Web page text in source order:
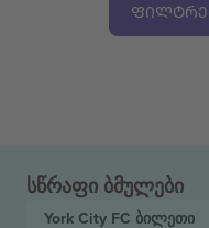
სწრაფი ბმულები
York City FC ბილეთი